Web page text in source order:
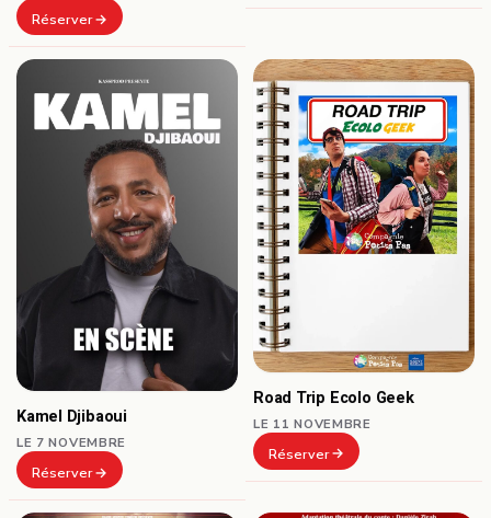
Réserver
Kamel Djibaoui
LE 7 NOVEMBRE
Réserver
Road Trip Ecolo Geek
LE 11 NOVEMBRE
Réserver